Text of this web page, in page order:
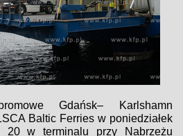
Gdańsk– Karlshamn
Baltic Ferries w poniedziałek
20 w terminalu przy Nabrzeżu